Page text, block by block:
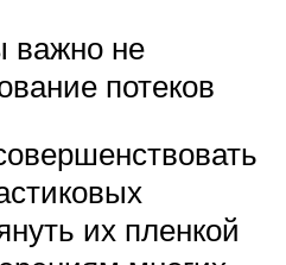
важно не
потеков
их пленкой